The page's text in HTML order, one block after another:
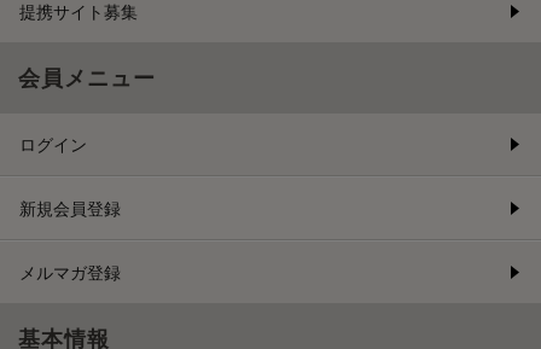
提携サイト募集
会員メニュー
ログイン
新規会員登録
メルマガ登録
基本情報